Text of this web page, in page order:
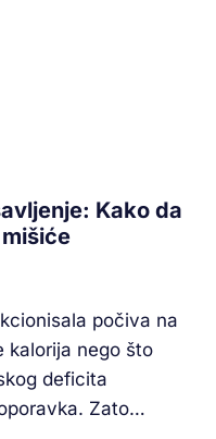
Kako da
počiva na
kalorija nego što
deficita
Zato…